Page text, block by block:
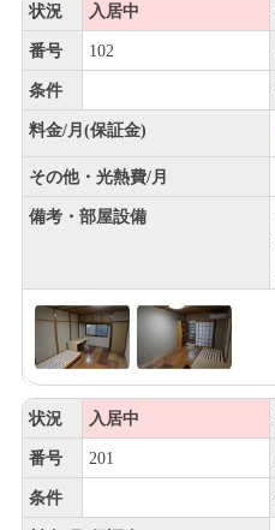
状況 入居中
番号 102
条件
料金/月(保証金)
その他・光熱費/月
備考・部屋設備
状況 入居中
番号 201
条件